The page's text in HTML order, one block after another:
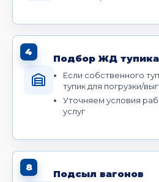
4
Подбор ЖД тупика
Если собственного
тупик для погрузки/
Уточняем условия
услуг
8
Подсыл вагонов